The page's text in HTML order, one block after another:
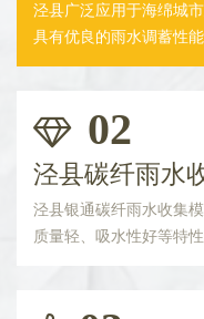
泾县广泛应用于海绵城
具有优良的雨水调蓄性能
02
泾县碳纤雨水
泾县银通碳纤雨水收集
质量轻、吸水性好等特性